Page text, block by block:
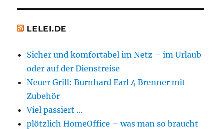
LELEI.DE
Sicher und komfortabel im Netz – im Urlaub
oder auf der Dienstreise
Neuer Grill: Burnhard Earl 4 Brenner mit
Zubehör
Viel passiert …
plötzlich HomeOffice – was man so braucht